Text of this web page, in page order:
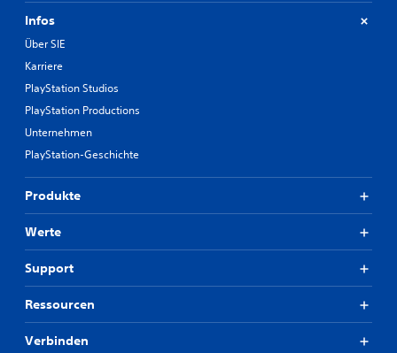
Infos
Über SIE
Karriere
PlayStation Studios
PlayStation Productions
Unternehmen
PlayStation-Geschichte
Produkte
Werte
Support
Ressourcen
Verbinden